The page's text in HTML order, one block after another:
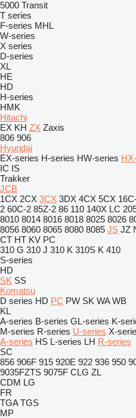
5000 Transit
T series
F-series MHL
W-series
X series
D-series
XL
HE
HD
H-series
HMK
Hitachi
EX KH ZX Zaxis
806 906
Hyundai
EX-series H-series HW-series
IC IS
Trakker
JCB
1CX 2CX 3CX 3DX 4CX 5CX
2 60C-2 85Z-2 86 110 140X LC
8010 8014 8016 8018 8025 8026
8056 8060 8065 8080 8085 JS JZ
CT HT KV PC
310 G 310 J 310 K 310S K 410
S-series
HD
SK SS
Komatsu
D series HD PC PW SK WA WB
KL
A-series B-series GL-series K-
M-series R-series U-series X-
A-series HS L-series LH R-series
SC
856 906F 915 920E 922 936 950
9035FZTS 9075F CLG ZL
CDM LG
FR
TGA TGS
MP